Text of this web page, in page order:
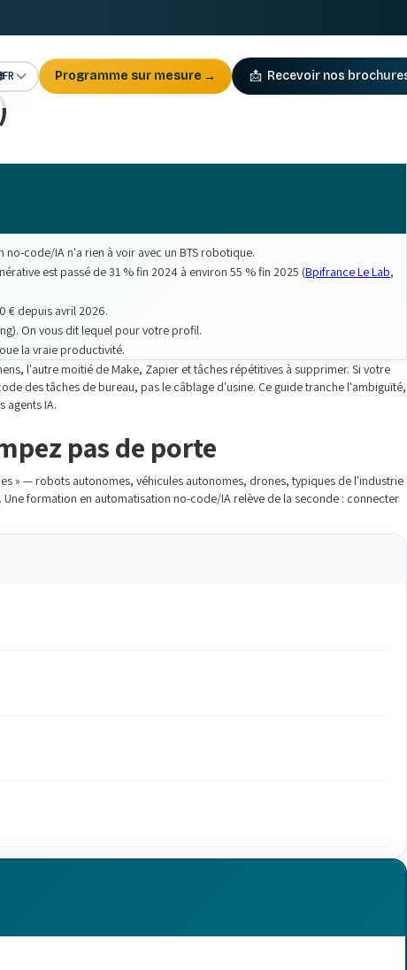
FR Programme sur mesure → 📩 Recevoir nos
code/IA n'a rien à voir avec un BTS robotique.
est passé de 31 % fin 2024 à environ 55 % fin 2025 (Bpifrance Le Lab,
€ depuis avril 2026.
On vous dit lequel pour votre profil.
la vraie productivité.
l'autre moitié de Make, Zapier et tâches répétitives à supprimer. Si votre
des tâches de bureau, pas le câblage d'usine. Ce guide tranche l'ambiguïté,
agents IA.
pas de porte
» — robots autonomes, véhicules autonomes, drones, typiques de l'industrie
Une formation en automatisation no-code/IA relève de la seconde : connecter